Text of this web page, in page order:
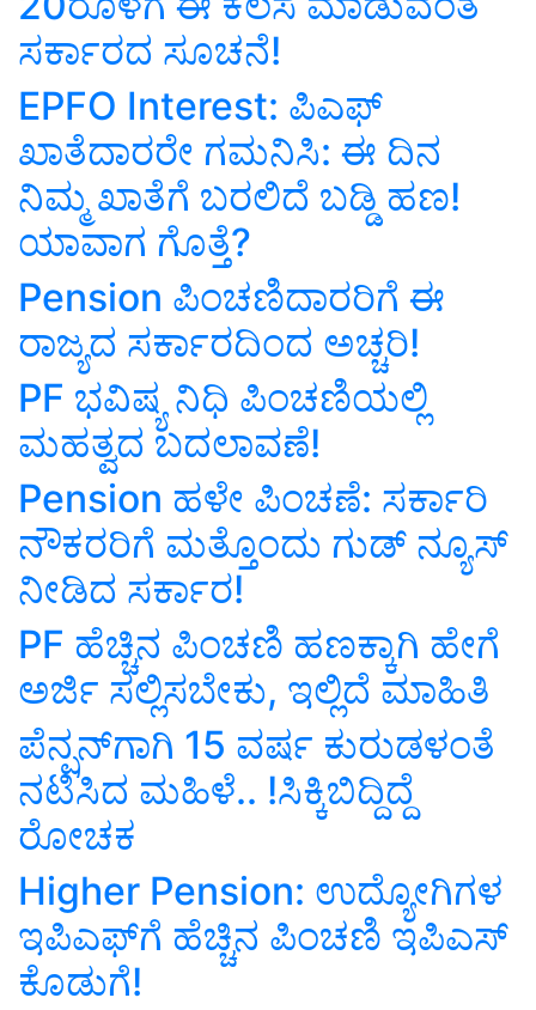
ಸರ್ಕಾರದ ಸೂಚನೆ!
EPFO Interest: ಪಿಎಫ್‌
ಖಾತೆದಾರರೇ ಗಮನಿಸಿ: ಈ ದಿನ
ನಿಮ್ಮ ಖಾತೆಗೆ ಬರಲಿದೆ ಬಡ್ಡಿ ಹಣ!
ಯಾವಾಗ ಗೊತ್ತೆ?
Pension ಪಿಂಚಣಿದಾರರಿಗೆ ಈ
ರಾಜ್ಯದ ಸರ್ಕಾರದಿಂದ ಅಚ್ಚರಿ!
PF ಭವಿಷ್ಯ ನಿಧಿ ಪಿಂಚಣಿಯಲ್ಲಿ
ಮಹತ್ವದ ಬದಲಾವಣೆ!
Pension ಹಳೇ ಪಿಂಚಣೆ: ಸರ್ಕಾರಿ
ನೌಕರರಿಗೆ ಮತ್ತೊಂದು ಗುಡ್‌ ನ್ಯೂಸ್‌
ನೀಡಿದ ಸರ್ಕಾರ!
PF ಹೆಚ್ಚಿನ ಪಿಂಚಣಿ ಹಣಕ್ಕಾಗಿ ಹೇಗೆ
ಅರ್ಜಿ ಸಲ್ಲಿಸಬೇಕು, ಇಲ್ಲಿದೆ ಮಾಹಿತಿ
ಪೆನ್ಷನ್‌ಗಾಗಿ 15 ವರ್ಷ ಕುರುಡಳಂತೆ
ನಟಿಸಿದ ಮಹಿಳೆ.. !ಸಿಕ್ಕಿಬಿದ್ದಿದ್ದೆ
ರೋಚಕ
Higher Pension: ಉದ್ಯೋಗಿಗಳ
ಇಪಿಎಫ್‌ಗೆ ಹೆಚ್ಚಿನ ಪಿಂಚಣಿ ಇಪಿಎಸ್‌
ಕೊಡುಗೆ!